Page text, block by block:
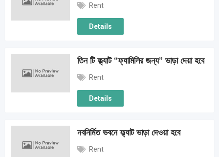
Rent
Details
তিন টি ফ্ল্যাট “ফ্যামিলির জন্য” ভাড়া দেয়া হবে
Rent
Details
নবনির্মিত ভবনে ফ্ল্যাট ভাড়া দেওয়া হবে
Rent